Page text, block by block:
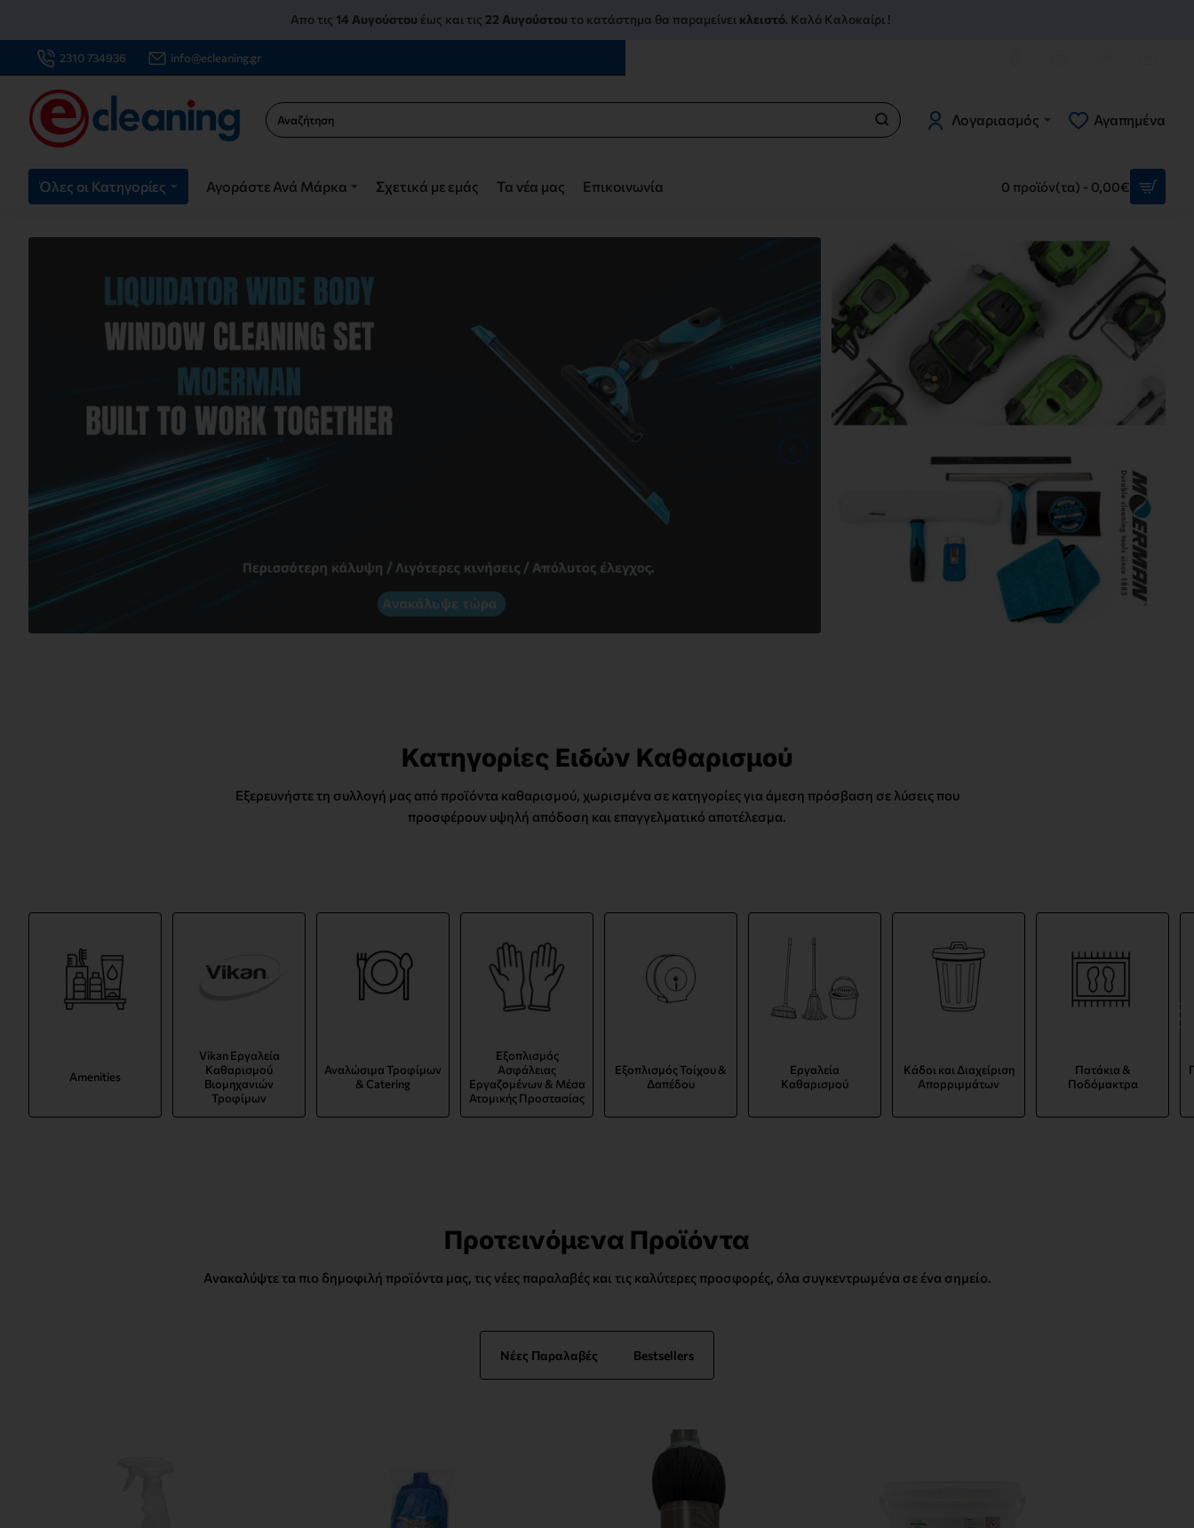
Απο τις 14 Αυγούστου έως και τις 22 Αυγούστου το κατάστημα θα παραμείνει κλειστό. Καλό Καλοκαίρι !
2310 734936 info@ecleaning.gr
Αναζήτηση Λογαριασμός Αγαπημένα
Όλες οι Κατηγορίες Αγοράστε Ανά Μάρκα Σχετικά με εμάς Τα νέα μας Επικοινωνία 0 προϊόν(τα) - 0,00€
Κατηγορίες Ειδών Καθαρισμού
Εξερευνήστε τη συλλογή μας από προϊόντα καθαρισμού, χωρισμένα σε κατηγορίες για άμεση πρόσβαση σε λύσεις που
προσφέρουν υψηλή απόδοση και επαγγελματικό αποτέλεσμα.
Amenities
Vikan Εργαλεία
Καθαρισμού
Βιομηχανιών
Τροφίμων
Αναλώσιμα Τροφίμων
& Catering
Εξοπλισμός
Ασφάλειας
Εργαζομένων & Μέσα
Ατομικής Προστασίας
Εξοπλισμός Τοίχου &
Δαπέδου
Εργαλεία
Καθαρισμού
Κάδοι και Διαχείριση
Απορριμμάτων
Πατάκια &
Ποδόμακτρα
Προτεινόμενα Προϊόντα
Ανακαλύψτε τα πιο δημοφιλή προϊόντα μας, τις νέες παραλαβές και τις καλύτερες προσφορές, όλα συγκεντρωμένα σε ένα σημείο.
Νέες Παραλαβές Bestsellers